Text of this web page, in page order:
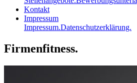
Kontakt
Impressum
Impressum.Datenschutzerklärung.
Firmenfitness.